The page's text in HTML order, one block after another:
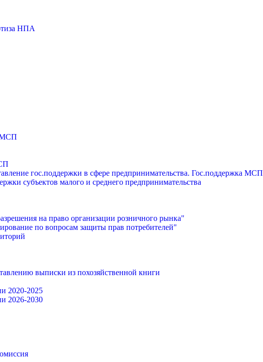
НПА
МСП
гос.поддержки в сфере предпринимательства. Гос.поддержка МСП
субъектов малого и среднего предпринимательства
на право организации розничного рынка"
по вопросам защиты прав потребителей"
выписки из похозяйственной книги
2020-2025
2026-2030